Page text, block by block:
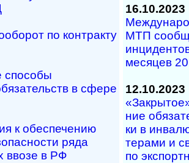
по контракту
способы
в сфере
к обеспечению
ряда
ввозе в РФ
16.10.2023
МТП
ме­ся­цев
12.10.2023
ние
ки в
те­ра­ми и
по